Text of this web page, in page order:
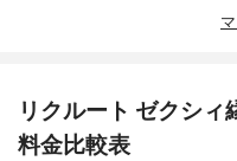
リクルート ゼクシィ
料金比較表